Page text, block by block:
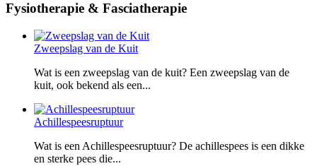
Fysiotherapie & Fasciatherapie
Zweepslag van de Kuit
Wat is een zweepslag van de kuit? Een zweepslag van de
kuit, ook bekend als een...
Achillespeesruptuur
Wat is een Achillespeesruptuur? De achillespees is een dikke
en sterke pees die...